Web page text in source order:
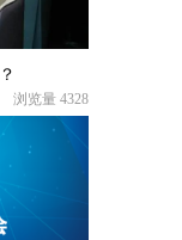
浏览量 4328